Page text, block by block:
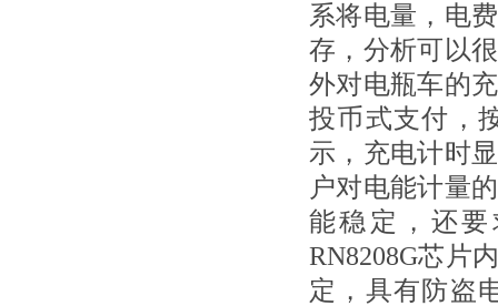
系将电量，电
存，分析可以
外对电瓶车的
投币式支付，
示，充电计时
户对电能计量
能稳定，还
RN8208G芯片
定，具有防盗